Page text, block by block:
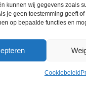
kunnen wij gegevens zoals
je geen toestemming geeft
op bepaalde functies en
Cookiebeleid
SLOS ANBI Contact